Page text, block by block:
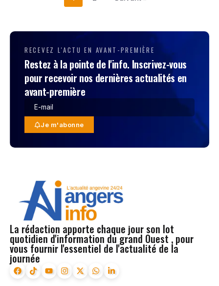
RECEVEZ L'ACTU EN AVANT-PREMIÈRE
Restez à la pointe de l'info. Inscrivez-vous
pour recevoir nos dernières actualités en
avant-première
Je m'abonne
La rédaction apporte chaque jour son lot
quotidien d'information du grand Ouest , pour
vous fournir l'essentiel de l'actualité de la
journée